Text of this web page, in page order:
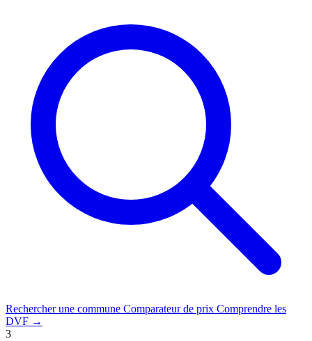
Rechercher une commune Comparateur de prix Comprendre les
DVF →
3